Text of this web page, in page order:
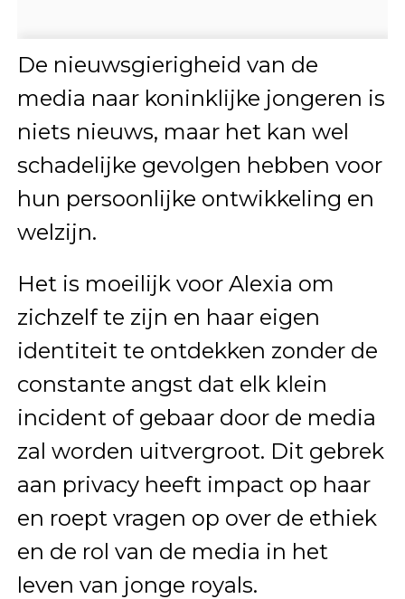
De nieuwsgierigheid van de
media naar koninklijke jongeren is
niets nieuws, maar het kan wel
schadelijke gevolgen hebben voor
hun persoonlijke ontwikkeling en
welzijn.
Het is moeilijk voor Alexia om
zichzelf te zijn en haar eigen
identiteit te ontdekken zonder de
constante angst dat elk klein
incident of gebaar door de media
zal worden uitvergroot. Dit gebrek
aan privacy heeft impact op haar
en roept vragen op over de ethiek
en de rol van de media in het
leven van jonge royals.